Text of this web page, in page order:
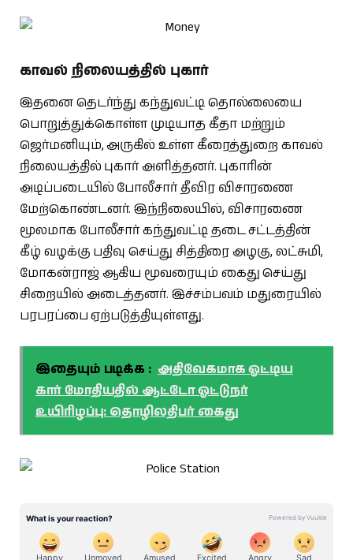
காவல் நிலையத்தில் புகார்
இதனை தெடர்ந்து கந்துவட்டி தொல்லையை
பொறுத்துக்கொள்ள முடியாத கீதா மற்றும்
ஜெர்மனியும், அருகில் உள்ள கீரைத்துறை காவல்
நிலையத்தில் புகார் அளித்தனர். புகாரின்
அடிப்படையில் போலீசார் தீவிர விசாரணை
மேற்கொண்டனர். இந்நிலையில், விசாரணை
மூலமாக போலீசார் கந்துவட்டி தடை சட்டத்தின்
கீழ் வழக்கு பதிவு செய்து சித்திரை அழகு, லட்சுமி,
மோகன்ராஜ் ஆகிய மூவரையும் கைது செய்து
சிறையில் அடைத்தனர். இச்சம்பவம் மதுரையில்
பரபரப்பை ஏற்படுத்தியுள்ளது.
இதையும் படிக்க : அதிவேகமாக ஓட்டிய
கார் மோதியதில் ஆட்டோ ஓட்டுநர்
உயிரிழப்பு: தொழிலதிபர் கைது